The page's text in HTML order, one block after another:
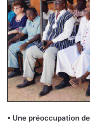
• Une préoccupation